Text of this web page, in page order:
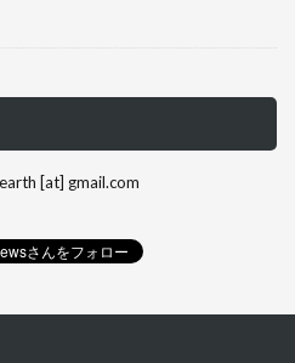
[at] gmail.com